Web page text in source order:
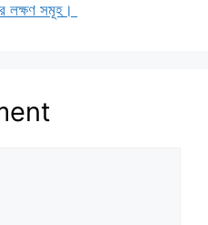
লক্ষণ সমূহ।